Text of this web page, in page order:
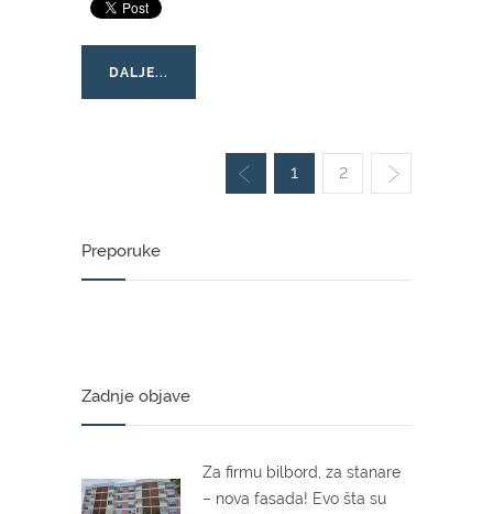
DALJE...
1 2
Preporuke
Zadnje objave
Za firmu bilbord, za stanare
– nova fasada! Evo šta su